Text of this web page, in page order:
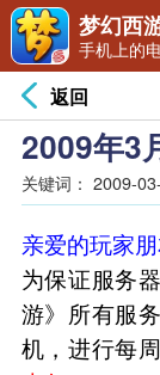
返回
2009年3
关键词： 2009-
亲爱的玩家朋
为保证服务
游》所有服
机，进行每
梦幻西
手机上的